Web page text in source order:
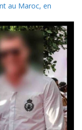
au Maroc, en